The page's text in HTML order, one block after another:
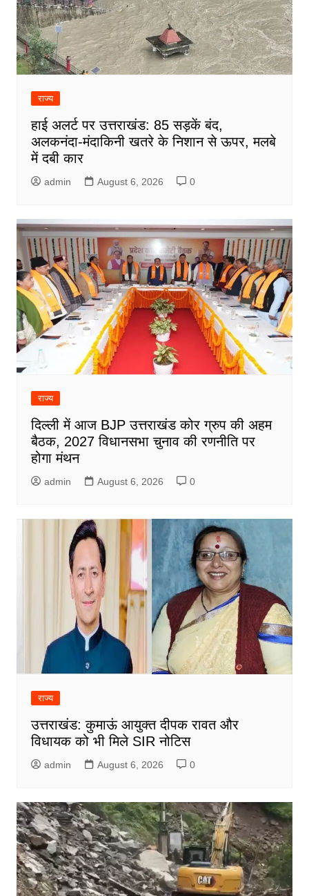
राज्य
हाई अलर्ट पर उत्तराखंड: 85 सड़कें बंद,
अलकनंदा-मंदाकिनी खतरे के निशान से ऊपर, मलबे
में दबी कार
admin August 6, 2026 0
राज्य
दिल्ली में आज BJP उत्तराखंड कोर ग्रुप की अहम
बैठक, 2027 विधानसभा चुनाव की रणनीति पर
होगा मंथन
admin August 6, 2026 0
राज्य
उत्तराखंड: कुमाऊं आयुक्त दीपक रावत और
विधायक को भी मिले SIR नोटिस
admin August 6, 2026 0